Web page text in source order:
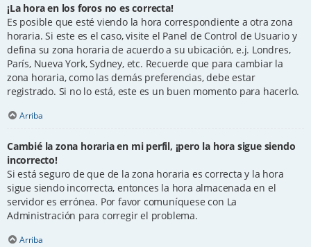
¡La hora en los foros no es correcta!
Es posible que esté viendo la hora correspondiente a otra zona
horaria. Si este es el caso, visite el Panel de Control de Usuario y
defina su zona horaria de acuerdo a su ubicación, e.j. Londres,
París, Nueva York, Sydney, etc. Recuerde que para cambiar la
zona horaria, como las demás preferencias, debe estar
registrado. Si no lo está, este es un buen momento para hacerlo.
Arriba
Cambié la zona horaria en mi perfil, ¡pero la hora sigue siendo
incorrecto!
Si está seguro de que de la zona horaria es correcta y la hora
sigue siendo incorrecta, entonces la hora almacenada en el
servidor es errónea. Por favor comuníquese con La
Administración para corregir el problema.
Arriba